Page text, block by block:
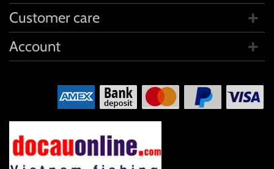
Customer care
Account